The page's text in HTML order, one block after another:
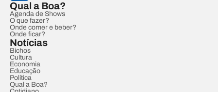
Qual a Boa?
Agenda de Shows
O que fazer?
Onde comer e beber?
Onde ficar?
Notícias
Bichos
Cultura
Economia
Educação
Política
Qual a Boa?